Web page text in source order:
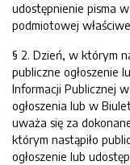
udostępnienie pisma
podmiotowej
§ 2. Dzień, w którym
publiczne ogłoszenie
Informacji Publicznej
ogłoszenia lub w
uważa się za
którym nastąpiło
ogłoszenie lub